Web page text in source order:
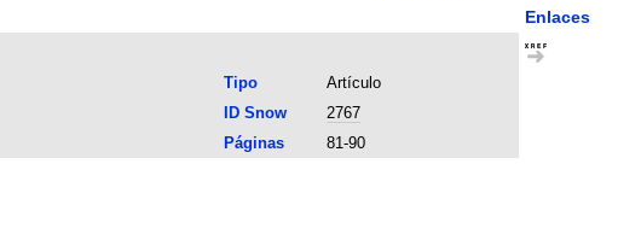
Enlaces
Tipo
Artículo
ID Snow
2767
Páginas
81-90